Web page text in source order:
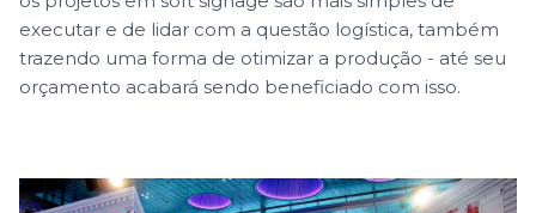
executar e de lidar com a questão logística, também
trazendo uma forma de otimizar a produção - até seu
orçamento acabará sendo beneficiado com isso.